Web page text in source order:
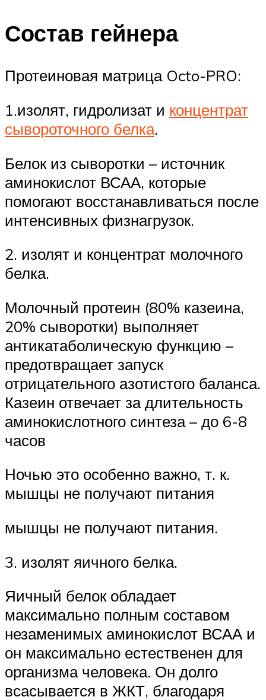
Состав гейнера
Протеиновая матрица Octo-PRO:
1.изолят, гидролизат и концентрат
сывороточного белка.
Белок из сыворотки – источник
аминокислот ВСАА, которые
помогают восстанавливаться после
интенсивных физнагрузок.
2. изолят и концентрат молочного
белка.
Молочный протеин (80% казеина,
20% сыворотки) выполняет
антикатаболическую функцию –
предотвращает запуск
отрицательного азотистого баланса.
Казеин отвечает за длительность
аминокислотного синтеза – до 6-8
часов
Ночью это особенно важно, т. к.
мышцы не получают питания
мышцы не получают питания.
3. изолят яичного белка.
Яичный белок обладает
максимально полным составом
незаменимых аминокислот ВСАА и
он максимально естественен для
организма человека. Он долго
всасывается в ЖКТ, благодаря